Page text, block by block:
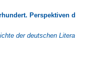
Perspektiven d
der deutschen Litera